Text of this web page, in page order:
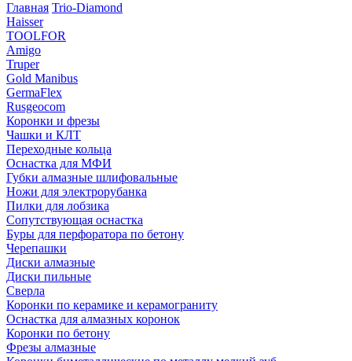
Главная Trio-Diamond
Haisser
TOOLFOR
Amigo
Truper
Gold Manibus
GermaFlex
Rusgeocom
Коронки и фрезы
Чашки и КЛТ
Переходные кольца
Оснастка для МФИ
Губки алмазные шлифовальные
Ножи для электрорубанка
Пилки для лобзика
Сопутствующая оснастка
Буры для перфоратора по бетону
Черепашки
Диски алмазные
Диски пильные
Сверла
Коронки по керамике и керамограниту
Оснастка для алмазных коронок
Коронки по бетону
Фрезы алмазные